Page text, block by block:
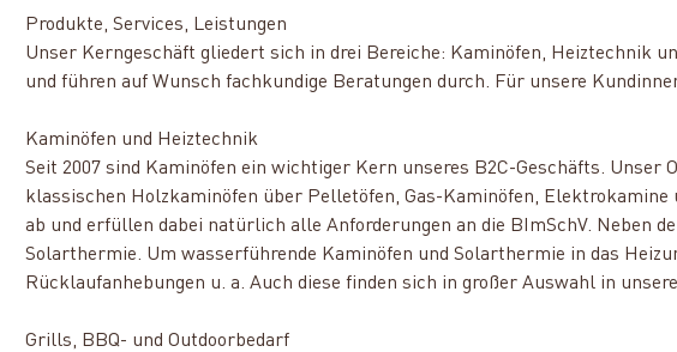
Produkte, Services, Leistungen
Unser Kerngeschäft gliedert sich in drei Bereiche: Kaminöfen, Heiztechnik
und führen auf Wunsch fachkundige Beratungen durch. Für unsere
Kaminöfen und Heiztechnik
Seit 2007 sind Kaminöfen ein wichtiger Kern unseres B2C-Geschäfts.
klassischen Holzkaminöfen über Pelletöfen, Gas-Kaminöfen,
ab und erfüllen dabei natürlich alle Anforderungen an die BImSchV. Neben
Solarthermie. Um wasserführende Kaminöfen und Solarthermie in das
Rücklaufanhebungen u. a. Auch diese finden sich in großer Auswahl in
Grills, BBQ- und Outdoorbedarf